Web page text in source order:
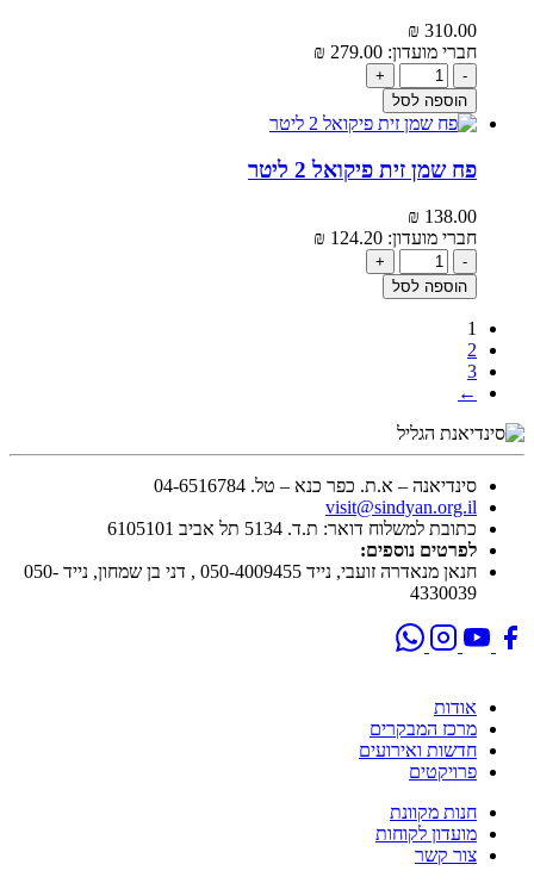
₪ 310.00‬
חברי מועדון:
₪ 279.00‬
-
+
הוספה לסל
פח שמן זית פיקואל 2 ליטר
₪ 138.00‬
חברי מועדון:
₪ 124.20‬
-
+
הוספה לסל
1
2
3
←
סינדיאנה – א.ת. כפר כנא – טל. 04-6516784
visit@sindyan.org.il
כתובת למשלוח דואר: ת.ד. 5134 תל אביב 6105101
לפרטים נוספים:
חנאן מנאדרה זועבי, נייד 050-4009455 , דני בן שמחון, נייד 050-
4330039
אודות
מרכז המבקרים
חדשות ואירועים
פרויקטים
חנות מקוונת
מועדון לקוחות
צור קשר